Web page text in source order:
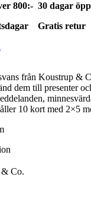
800:- 30 dagar
Gratis retur
från Koustrup &
dem till presenter
10 kort med 2×5
Co.